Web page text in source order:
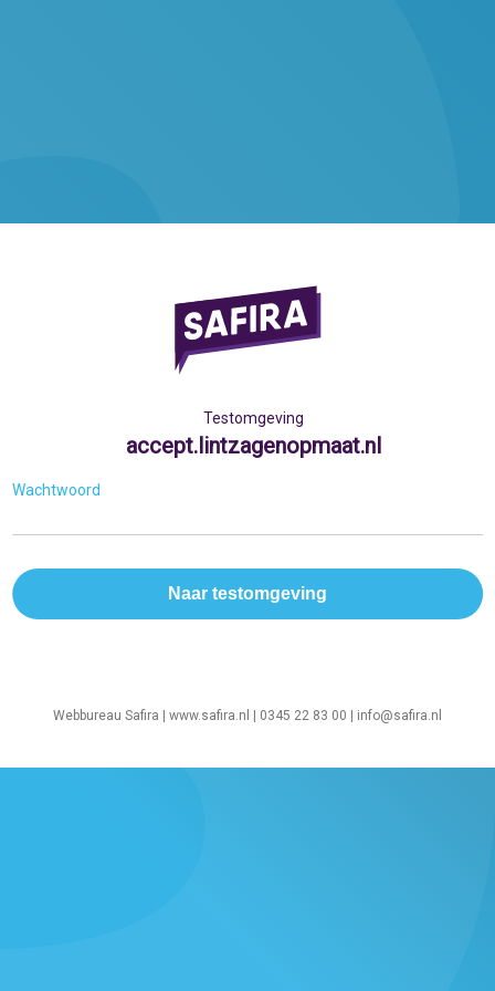
Testomgeving
accept.lintzagenopmaat.nl
Wachtwoord
Webbureau Safira | www.safira.nl | 0345 22 83 00 | info@safira.nl